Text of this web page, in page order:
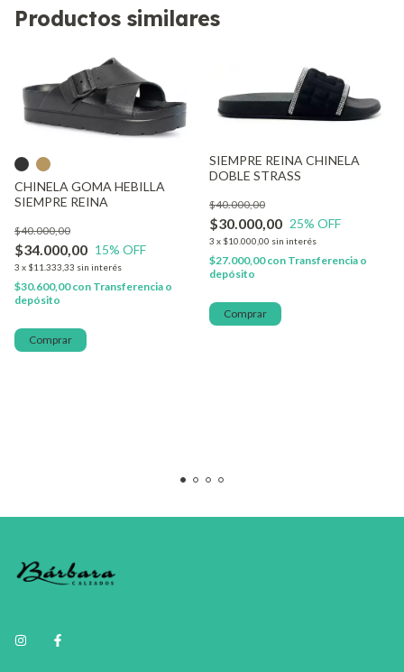
Productos similares
CHINELA GOMA HEBILLA
SIEMPRE REINA
$34.000,00
$40.000,00
15% OFF
3 x $11.333,33 sin interés
$30.600,00con Transferencia o
depósito
Comprar
SIEMPRE REINA CHINELA
DOBLE STRASS
$30.000,00
$40.000,00
25% OFF
3 x $10.000,00 sin interés
$27.000,00con Transferencia o
depósito
Comprar